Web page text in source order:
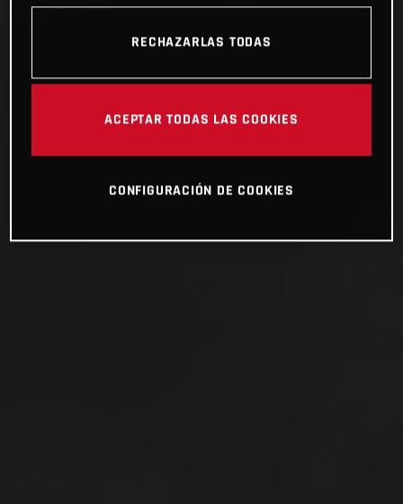
RECHAZARLAS TODAS
ACEPTAR TODAS LAS COOKIES
CONFIGURACIÓN DE COOKIES